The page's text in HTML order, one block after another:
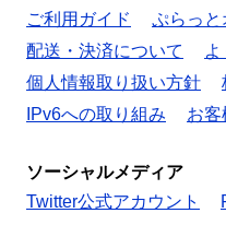
ご利用ガイド
ぷらっと
配送・決済について
個人情報取り扱い方針
IPv6への取り組み
お客
ソーシャルメディア
Twitter公式アカウント